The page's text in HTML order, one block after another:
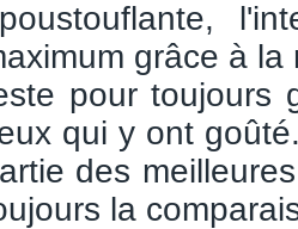
grâce à
pour toujours
qui y ont
des
la